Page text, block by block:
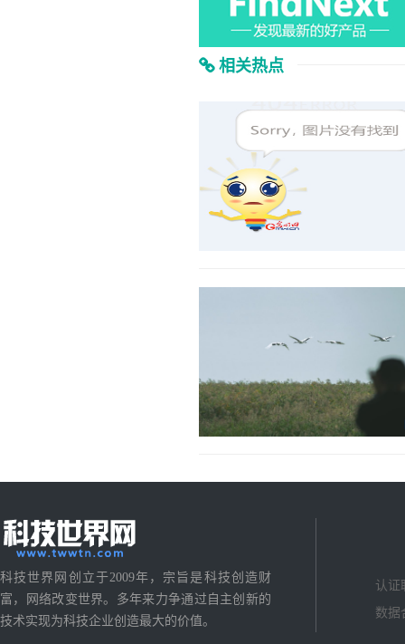
相关热点
科技世界网创立于2009年，宗旨是科技创造财
富，网络改变世界。多年来力争通过自主创新的
技术实现为科技企业创造最大的价值。
认证
数据